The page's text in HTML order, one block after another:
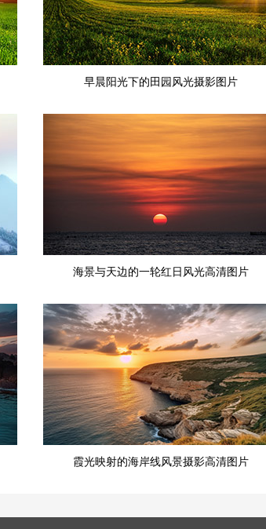
早晨阳光下的田园风光摄影图片
海景与天边的一轮红日风光高清图片
霞光映射的海岸线风景摄影高清图片